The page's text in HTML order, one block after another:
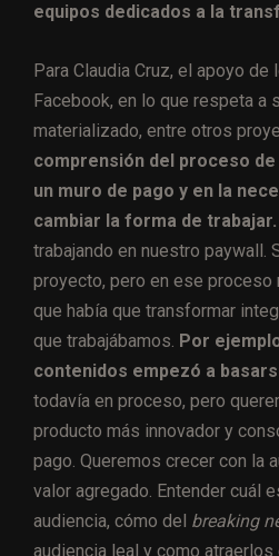
equipos dedicados a la
Para Claudia Cruz, el apoyo de
Facebook, en lo que respeta a
materializado, entre otros
comprensión del proceso
un muro de pago y en la
cambiar la forma de trabajar.
trabajando en nuestro paywall.
proyecto, pero en ese proceso
que había que transformar
que trabajábamos. Por
contenidos empezó a
todavía en proceso, pero
producto más innovador y
pago. Queremos crecer con la
valor agregado. Entender cuál
audiencia, cómo del breaking
audiencia leal y como atraerlos